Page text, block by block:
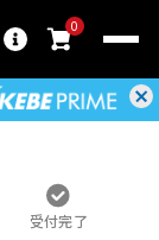
0
受付完了